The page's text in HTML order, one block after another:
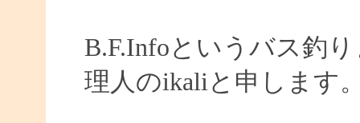
B.F.Infoというバス釣
理人のikaliと申します